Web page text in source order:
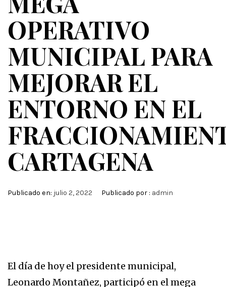
OPERATIVO
MUNICIPAL PARA
MEJORAR EL
ENTORNO EN EL
CARTAGENA
Publicado en: julio 2, 2022 Publicado por : admin
El día de hoy el presidente municipal,
Leonardo Montañez, participó en el mega